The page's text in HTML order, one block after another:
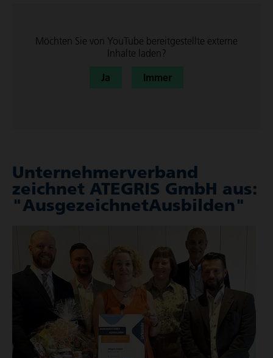
Möchten Sie von YouTube bereit­ge­stellte externe
Inhalte laden?
Ja
Immer
Unter­neh­mer­ver­band
zeichnet ATEGRIS GmbH aus:
"Ausge­zeich­net­Aus­bilden"